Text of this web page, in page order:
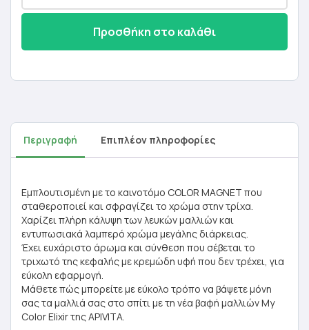
Προσθήκη στο καλάθι
Περιγραφή Επιπλέον πληροφορίες
Εμπλουτισμένη με το καινοτόμο COLOR MAGNET που
σταθεροποιεί και σφραγίζει το χρώμα στην τρίχα.
Χαρίζει πλήρη κάλυψη των λευκών μαλλιών και
εντυπωσιακά λαμπερό χρώμα μεγάλης διάρκειας.
Έχει ευχάριστο άρωμα και σύνθεση που σέβεται το
τριχωτό της κεφαλής με κρεμώδη υφή που δεν τρέχει, για
εύκολη εφαρμογή.
Μάθετε πώς μπορείτε με εύκολο τρόπο να βάψετε μόνη
σας τα μαλλιά σας στο σπίτι με τη νέα βαφή μαλλιών My
Color Elixir της APIVITA.